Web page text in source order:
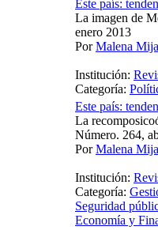
Este país:
La imagen de
enero 2013
PorMalena
Institución:
Categoría:
Este país:
La
Número. 264,
PorMalena
Institución:
Categoría:
Seguridad
Economía y